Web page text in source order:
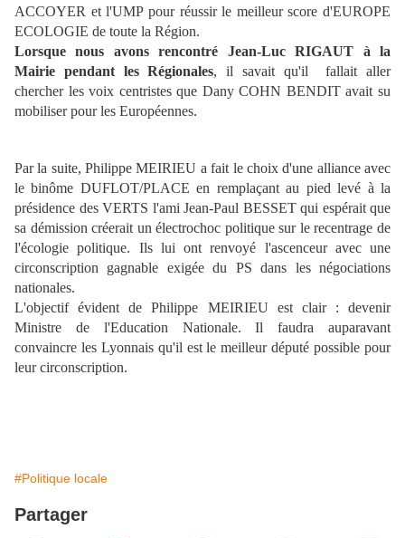
ACCOYER et l'UMP pour réussir le meilleur score d'EUROPE
ECOLOGIE de toute la Région.
Lorsque nous avons rencontré Jean-Luc RIGAUT à la
Mairie pendant les Régionales, il savait qu'il
fallait aller
chercher les voix centristes que Dany COHN BENDIT avait su
mobiliser pour les Européennes.
Par la suite, Philippe MEIRIEU a fait le choix d'une alliance avec
le binôme DUFLOT/PLACE en remplaçant au pied levé à la
présidence des VERTS l'ami Jean-Paul BESSET qui espérait que
sa démission créerait un électrochoc politique sur le recentrage de
l'écologie politique. Ils lui ont renvoyé l'ascenceur avec une
circonscription gagnable exigée du PS dans les négociations
nationales.
L'objectif évident de Philippe MEIRIEU est clair : devenir
Ministre de l'Education Nationale. Il faudra auparavant
convaincre les Lyonnais qu'il est le meilleur député possible pour
leur circonscription.
#Politique locale
Partager